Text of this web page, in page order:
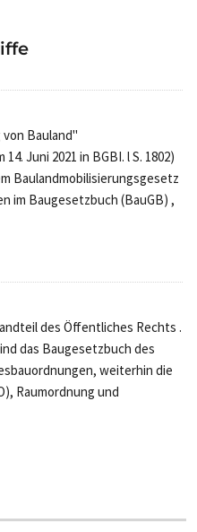
Bauland"
Juni 2021 in BGBI. l S. 1802)
Baulandmobilisierungsgesetz
im Baugesetzbuch (BauGB) ,
des Öffentliches Rechts .
das Baugesetzbuch des
weiterhin die
Raumordnung und